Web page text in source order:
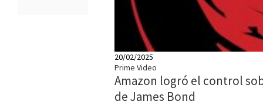
20/02/2025
Prime Video
Amazon logró el control
de James Bond